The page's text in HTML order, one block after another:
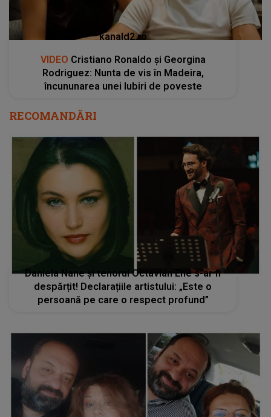
kanald2.ro
VIDEO Cristiano Ronaldo și Georgina
Rodriguez: Nunta de vis în Madeira,
încununarea unei Iubiri de poveste
RECOMANDĂRI
Daniela Nane și tenorul Octavian Ene s-ar fi
despărțit! Declarațiile artistului: „Este o
persoană pe care o respect profund”